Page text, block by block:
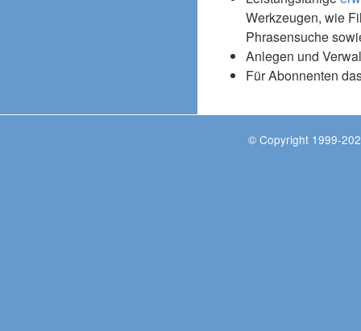
Werkzeugen, wie
Phrasensuche
Anlegen und
Für Abonnenten
© Copyright 1999-